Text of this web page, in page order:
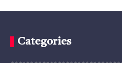
Categories